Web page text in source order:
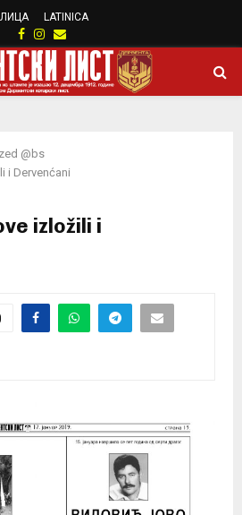
LATINICA
Facebook
Instagram
Email
@bs
i Dervenćani
izložili i